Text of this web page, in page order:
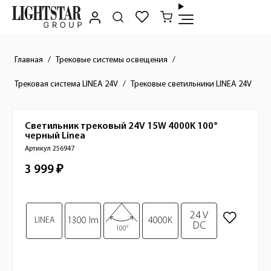
Главная Трековые системы освещения
Трековая система LINEA 24V Трековые светильники LINEA 24V
Краткое описание товара
Изображения товара
LINEA 1300 lm
100°
4000K
24 V
DC
Светильник трековый 24V 15W 4000K 100°
черный Linea
Артикул 256947
Стоимость товара
3 999 ₽